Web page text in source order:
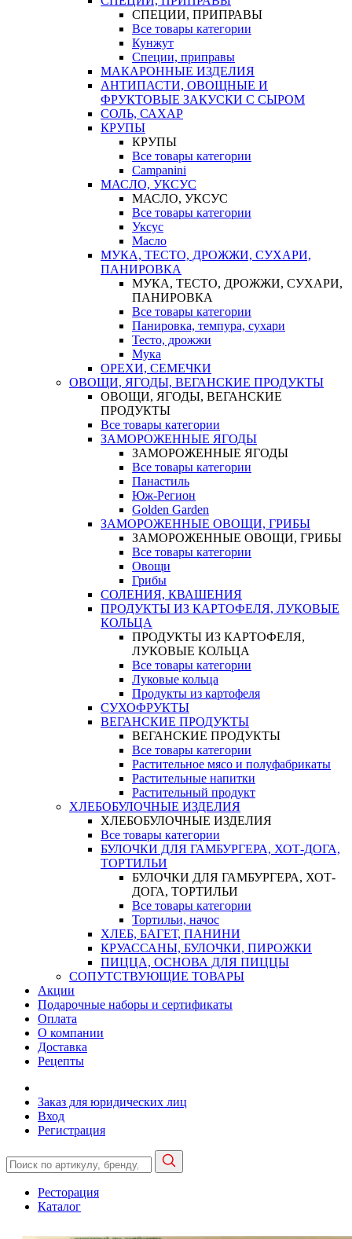
СПЕЦИИ, ПРИПРАВЫ
Все товары категории
Кунжут
Специи, приправы
МАКАРОННЫЕ ИЗДЕЛИЯ
АНТИПАСТИ, ОВОЩНЫЕ И
ФРУКТОВЫЕ ЗАКУСКИ С СЫРОМ
СОЛЬ, САХАР
КРУПЫ
КРУПЫ
Все товары категории
Campanini
МАСЛО, УКСУС
МАСЛО, УКСУС
Все товары категории
Уксус
Масло
МУКА, ТЕСТО, ДРОЖЖИ, СУХАРИ,
ПАНИРОВКА
МУКА, ТЕСТО, ДРОЖЖИ, СУХАРИ,
ПАНИРОВКА
Все товары категории
Панировка, темпура, сухари
Тесто, дрожжи
Мука
ОРЕХИ, СЕМЕЧКИ
ОВОЩИ, ЯГОДЫ, ВЕГАНСКИЕ ПРОДУКТЫ
ОВОЩИ, ЯГОДЫ, ВЕГАНСКИЕ
ПРОДУКТЫ
Все товары категории
ЗАМОРОЖЕННЫЕ ЯГОДЫ
ЗАМОРОЖЕННЫЕ ЯГОДЫ
Все товары категории
Панастиль
Юж-Регион
Golden Garden
ЗАМОРОЖЕННЫЕ ОВОЩИ, ГРИБЫ
ЗАМОРОЖЕННЫЕ ОВОЩИ, ГРИБЫ
Все товары категории
Овощи
Грибы
СОЛЕНИЯ, КВАШЕНИЯ
ПРОДУКТЫ ИЗ КАРТОФЕЛЯ, ЛУКОВЫЕ
КОЛЬЦА
ПРОДУКТЫ ИЗ КАРТОФЕЛЯ,
ЛУКОВЫЕ КОЛЬЦА
Все товары категории
Луковые кольца
Продукты из картофеля
СУХОФРУКТЫ
ВЕГАНСКИЕ ПРОДУКТЫ
ВЕГАНСКИЕ ПРОДУКТЫ
Все товары категории
Растительное мясо и полуфабрикаты
Растительные напитки
Растительный продукт
ХЛЕБОБУЛОЧНЫЕ ИЗДЕЛИЯ
ХЛЕБОБУЛОЧНЫЕ ИЗДЕЛИЯ
Все товары категории
БУЛОЧКИ ДЛЯ ГАМБУРГЕРА, ХОТ-ДОГА,
ТОРТИЛЬИ
БУЛОЧКИ ДЛЯ ГАМБУРГЕРА, ХОТ-
ДОГА, ТОРТИЛЬИ
Все товары категории
Тортильи, начос
ХЛЕБ, БАГЕТ, ПАНИНИ
КРУАССАНЫ, БУЛОЧКИ, ПИРОЖКИ
ПИЦЦА, ОСНОВА ДЛЯ ПИЦЦЫ
СОПУТСТВУЮЩИЕ ТОВАРЫ
Акции
Подарочные наборы и сертификаты
Оплата
О компании
Доставка
Рецепты
Заказ для юридических лиц
Вход
Регистрация
Ресторация
Каталог